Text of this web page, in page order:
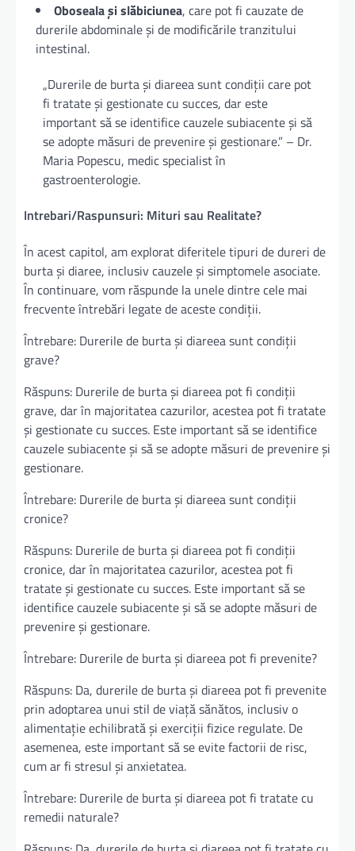
Oboseala și slăbiciunea, care pot fi cauzate de
durerile abdominale și de modificările tranzitului
intestinal.
„Durerile de burta și diareea sunt condiții care pot
fi tratate și gestionate cu succes, dar este
important să se identifice cauzele subiacente și să
se adopte măsuri de prevenire și gestionare.” – Dr.
Maria Popescu, medic specialist în
gastroenterologie.
Intrebari/Raspunsuri: Mituri sau Realitate?
În acest capitol, am explorat diferitele tipuri de dureri de
burta și diaree, inclusiv cauzele și simptomele asociate.
În continuare, vom răspunde la unele dintre cele mai
frecvente întrebări legate de aceste condiții.
Întrebare: Durerile de burta și diareea sunt condiții
grave?
Răspuns: Durerile de burta și diareea pot fi condiții
grave, dar în majoritatea cazurilor, acestea pot fi tratate
și gestionate cu succes. Este important să se identifice
cauzele subiacente și să se adopte măsuri de prevenire și
gestionare.
Întrebare: Durerile de burta și diareea sunt condiții
cronice?
Răspuns: Durerile de burta și diareea pot fi condiții
cronice, dar în majoritatea cazurilor, acestea pot fi
tratate și gestionate cu succes. Este important să se
identifice cauzele subiacente și să se adopte măsuri de
prevenire și gestionare.
Întrebare: Durerile de burta și diareea pot fi prevenite?
Răspuns: Da, durerile de burta și diareea pot fi prevenite
prin adoptarea unui stil de viață sănătos, inclusiv o
alimentație echilibrată și exerciții fizice regulate. De
asemenea, este important să se evite factorii de risc,
cum ar fi stresul și anxietatea.
Întrebare: Durerile de burta și diareea pot fi tratate cu
remedii naturale?